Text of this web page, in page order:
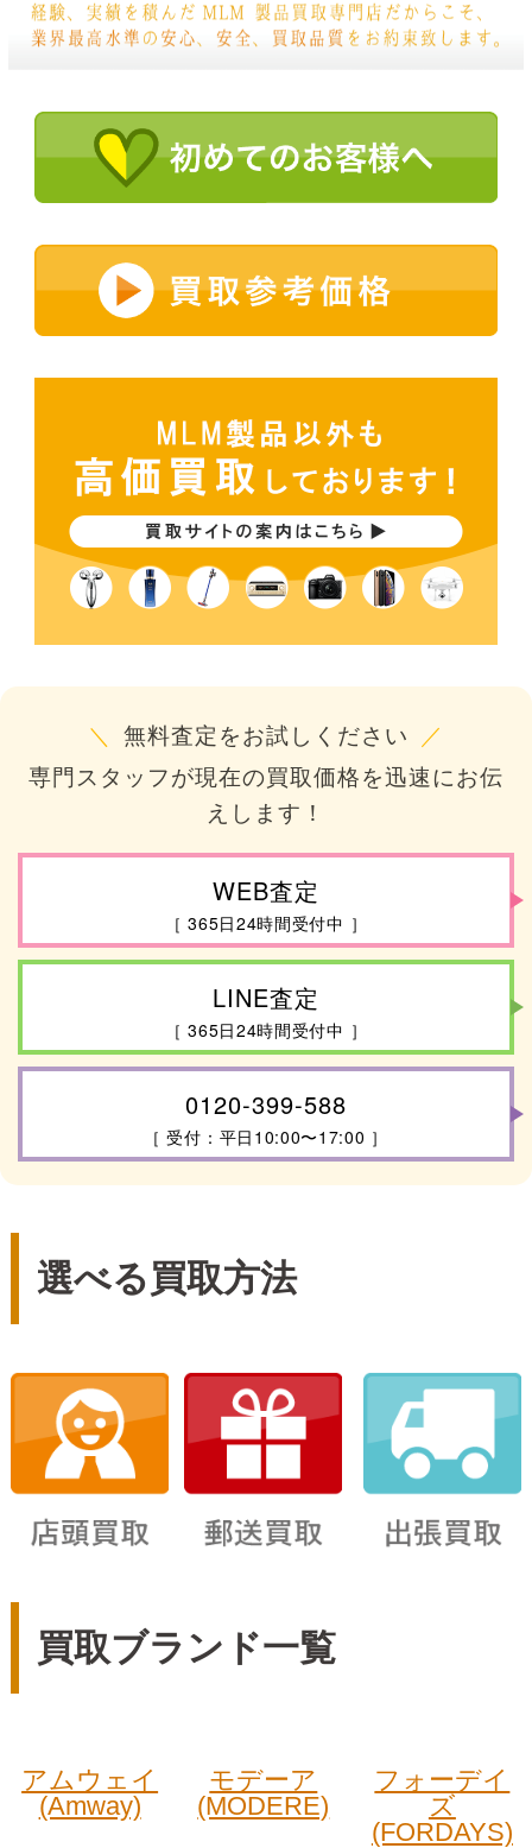
＼ 無料査定をお試しください ／
専門スタッフが現在の買取価格を迅速にお伝
えします！
WEB査定
［ 365日24時間受付中 ］
LINE査定
［ 365日24時間受付中 ］
0120-399-588
［ 受付：平日10:00〜17:00 ］
選べる買取方法
買取ブランド一覧
アムウェイ
(Amway)
モデーア
(MODERE)
フォーデイ
ズ
(FORDAYS)